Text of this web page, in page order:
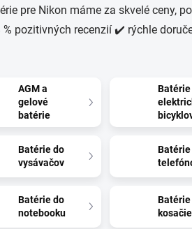
pre Nikon máme za skvelé ceny,
pozitivných recenzií ✔️ rýchle
AGM a
gelové
batérie
Batérie
Batérie do
vysávačov
Batérie
Batérie do
notebooku
Batérie